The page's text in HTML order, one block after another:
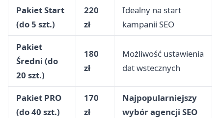
Pakiet Start
(do 5 szt.)
220
zł
Idealny na start
kampanii SEO
Pakiet
Średni (do
20 szt.)
180
zł
Możliwość ustawienia
dat wstecznych
Pakiet PRO
(do 40 szt.)
170
zł
Najpopularniejszy
wybór agencji SEO